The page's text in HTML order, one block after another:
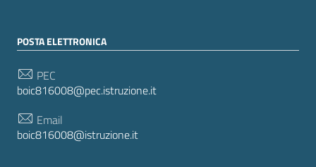
POSTA ELETTRONICA
PEC
boic816008@pec.istruzione.it
Email
boic816008@istruzione.it